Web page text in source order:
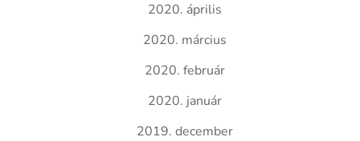
2020. április
2020. március
2020. február
2020. január
2019. december